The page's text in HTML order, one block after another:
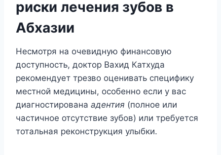
риски лечения зубов в
Абхазии
Несмотря на очевидную финансовую
доступность, доктор Вахид Катхуда
рекомендует трезво оценивать специфику
местной медицины, особенно если у вас
диагностирована адентия (полное или
частичное отсутствие зубов) или требуется
тотальная реконструкция улыбки.